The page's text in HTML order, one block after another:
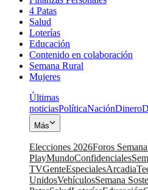
4 Patas
Salud
Loterías
Educación
Contenido en colaboración
Semana Rural
Mujeres
Últimas
noticiasPolíticaNaciónDinero
Más
Elecciones 2026Foros Semana
PlayMundoConfidenciales
TVGenteEspecialesArcadia
UnidosVehículosSemana